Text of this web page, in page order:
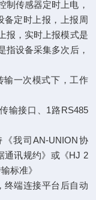
传感器定时上电，
备定时上报，上报周
报，实时上报模式是
指设备采集多次后，
一次模式下，工作
输接口、1路RS485
我司AN-UNION协
通讯规约》或《HJ 2
标准》
端连接平台后自动